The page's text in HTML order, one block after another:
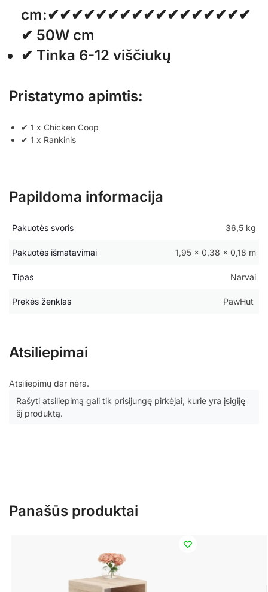
cm:✔✔✔✔✔✔✔✔✔✔✔✔✔✔✔✔✔
✔ 50W cm
✔ Tinka 6-12 viščiukų
Pristatymo apimtis:
✔ 1 x Chicken Coop
✔ 1 x Rankinis
Papildoma informacija
Pakuotės svoris 36,5 kg
Pakuotės išmatavimai 1,95 × 0,38 × 0,18 m
Tipas Narvai
Prekės ženklas PawHut
Atsiliepimai
Atsiliepimų dar nėra.
Rašyti atsiliepimą gali tik prisijungę pirkėjai, kurie yra įsigiję
šį produktą.
Panašūs produktai